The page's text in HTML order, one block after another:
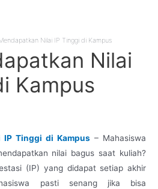
Nilai IP Tinggi di Kampus
Nilai
Kampus
IP Tinggi di Kampus – Mahasiswa
nilai bagus saat kuliah?
(IP) yang didapat setiap akhir
pasti senang jika bisa